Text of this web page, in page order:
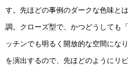
す。先ほどの事例のダークな色味と
調。クローズ型で、かつどうしても
ッチンでも明るく開放的な空間にな
を演出するので、先ほどのようにリ